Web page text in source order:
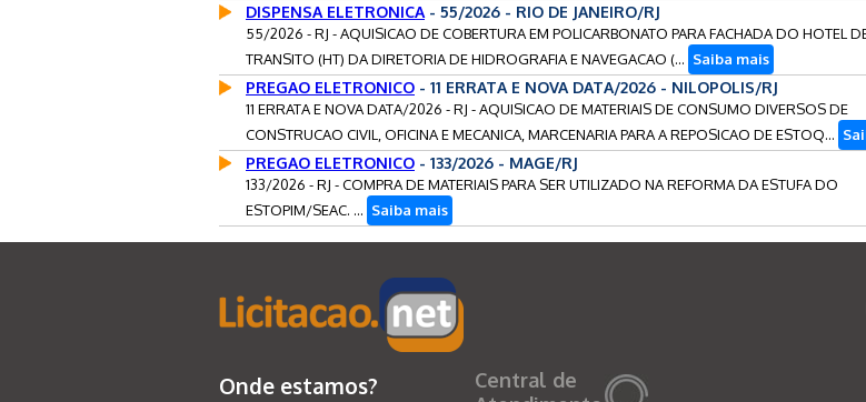
DISPENSA ELETRONICA - 55/2026 - RIO DE JANEIRO/RJ
55/2026 - RJ - AQUISICAO DE COBERTURA EM POLICARBONATO PARA FACHADA DO HOTEL
TRANSITO (HT) DA DIRETORIA DE HIDROGRAFIA E NAVEGACAO (... Saiba mais
PREGAO ELETRONICO - 11 ERRATA E NOVA DATA/2026 - NILOPOLIS/RJ
11 ERRATA E NOVA DATA/2026 - RJ - AQUISICAO DE MATERIAIS DE CONSUMO DIVERSOS DE
CONSTRUCAO CIVIL, OFICINA E MECANICA, MARCENARIA PARA A REPOSICAO DE ESTOQ...
PREGAO ELETRONICO - 133/2026 - MAGE/RJ
133/2026 - RJ - COMPRA DE MATERIAIS PARA SER UTILIZADO NA REFORMA DA ESTUFA DO
ESTOPIM/SEAC. ... Saiba mais
Onde estamos?
Central de